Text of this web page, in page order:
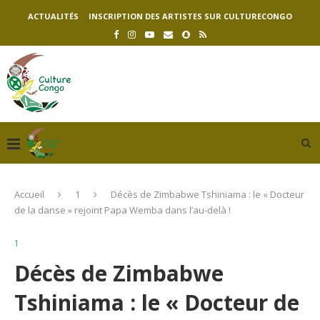
ACTUALITÉS INSCRIPTION DES ARTISTES SUR CULTURECONGO
Accueil 1
Décès de Zimbabwe Tshiniama : le « Docteur
de la danse » rejoint Papa Wemba dans l’au-delà !
1
Décès de Zimbabwe
Tshiniama : le « Docteur de